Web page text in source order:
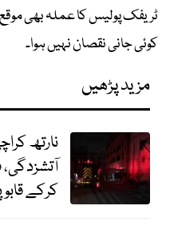
ٹریفک پولیس کا عملہ بھی
کوئی جانی نقصان نہیں ہوا۔
مزید پڑھیں
نارتھ
آتشزدگی،
کرکے قابو